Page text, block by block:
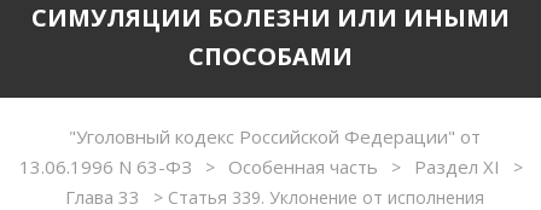
СИМУЛЯЦИИ БОЛЕЗНИ ИЛИ ИНЫМИ
СПОСОБАМИ
"Уголовный кодекс Российской Федерации" от
13.06.1996 N 63-ФЗ
> Особенная часть > Раздел XI >
Глава 33 > Статья 339. Уклонение от исполнения